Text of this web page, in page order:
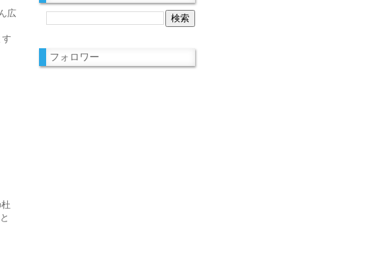
広
フォロワー